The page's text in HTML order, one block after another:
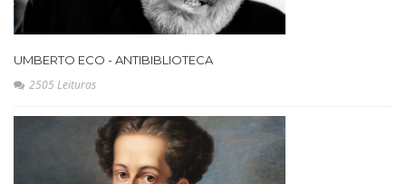
UMBERTO ECO - ANTIBIBLIOTECA
2505 Leituras